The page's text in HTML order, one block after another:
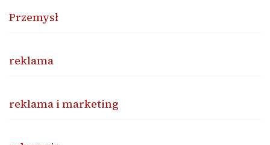
Przemysł
reklama
reklama i marketing